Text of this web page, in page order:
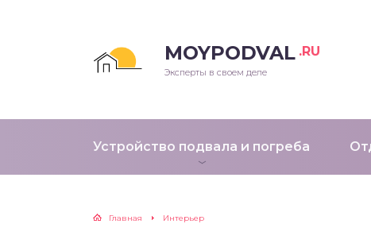
MOYPODVAL .RU
Эксперты в своем деле
Устройство подвала и погреба
Главная Интерьер